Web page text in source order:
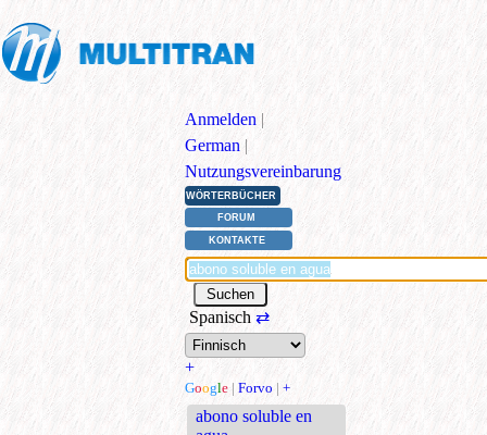
Anmelden |
German |
Nutzungsvereinbarung
WÖRTERBÜCHER
FORUM
KONTAKTE
Spanisch ⇄
+
Google | Forvo | +
abono soluble en